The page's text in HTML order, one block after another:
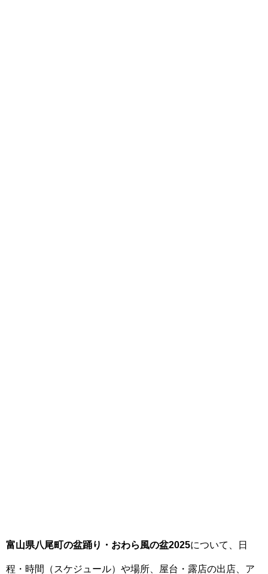
富山県八尾町の盆踊り・おわら風の盆2025について、日
程・時間（スケジュール）や場所、屋台・露店の出店、ア